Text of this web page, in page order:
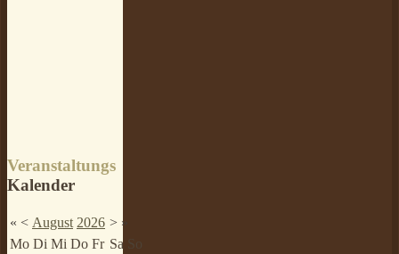
Veranstaltungs
Kalender
« < August 2026 > »
Mo Di Mi Do Fr Sa